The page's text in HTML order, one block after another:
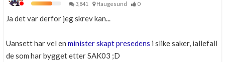
3,841
Haugesund 0
Ja det var derfor jeg skrev kan...
Uansett har vel en minister skapt presedens i slike saker, iallefall
de som har bygget etter SAK03 ;D